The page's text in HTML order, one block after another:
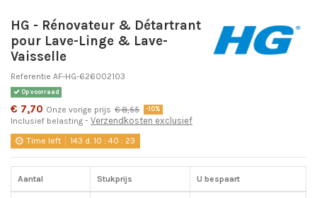
HG - Rénovateur & Détartrant
pour Lave-Linge & Lave-
Vaisselle
Referentie AF-HG-626002103
Op voorraad
€ 7,70 Onze vorige prijs € 8,55 -10%
Inclusief belasting Verzendkosten exclusief
Time left 143 d. 10 :40 : 22
Aantal Stukprijs U bespaart